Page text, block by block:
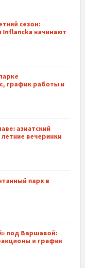
сезон:
Inflancka начинают
график работы и
азиатский
вечеринки
парк в
под Варшавой:
и график